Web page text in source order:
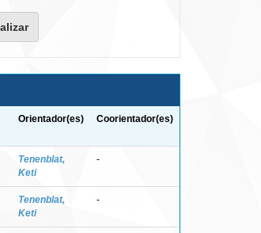
Orientador(es) Coorientador(es)
Tenenblat,
Keti
-
Tenenblat,
Keti
-